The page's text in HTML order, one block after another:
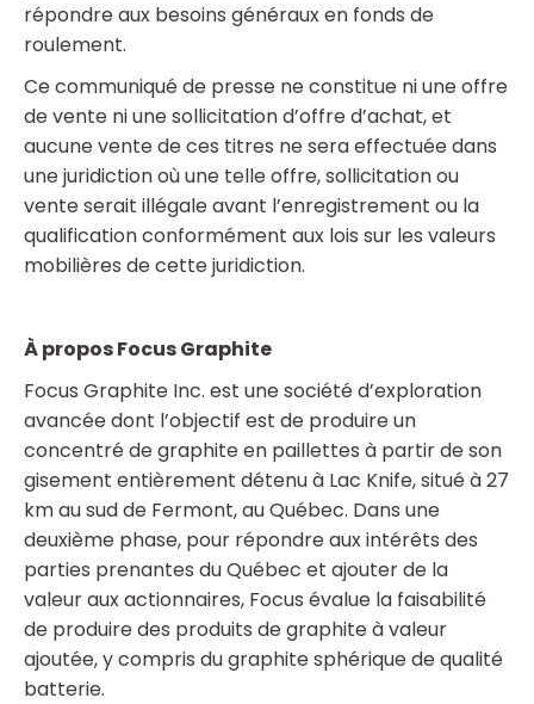
répondre aux besoins généraux en fonds de
roulement.
Ce communiqué de presse ne constitue ni une offre
de vente ni une sollicitation d’offre d’achat, et
aucune vente de ces titres ne sera effectuée dans
une juridiction où une telle offre, sollicitation ou
vente serait illégale avant l’enregistrement ou la
qualification conformément aux lois sur les valeurs
mobilières de cette juridiction.
À propos Focus Graphite
Focus Graphite Inc. est une société d’exploration
avancée dont l’objectif est de produire un
concentré de graphite en paillettes à partir de son
gisement entièrement détenu à Lac Knife, situé à 27
km au sud de Fermont, au Québec. Dans une
deuxième phase, pour répondre aux intérêts des
parties prenantes du Québec et ajouter de la
valeur aux actionnaires, Focus évalue la faisabilité
de produire des produits de graphite à valeur
ajoutée, y compris du graphite sphérique de qualité
batterie.